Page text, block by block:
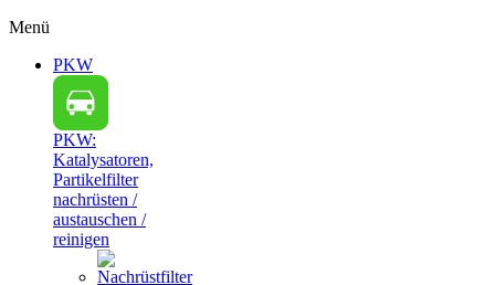
Menü
PKW
PKW:
Katalysatoren,
Partikelfilter
nachrüsten /
austauschen /
reinigen